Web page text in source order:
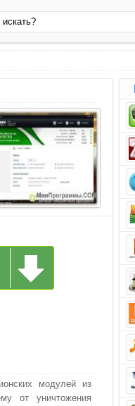
модулей из
от уничтожения